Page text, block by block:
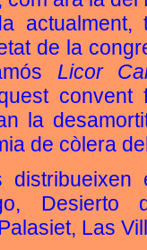
de la
Licor
la
de còlera
Las